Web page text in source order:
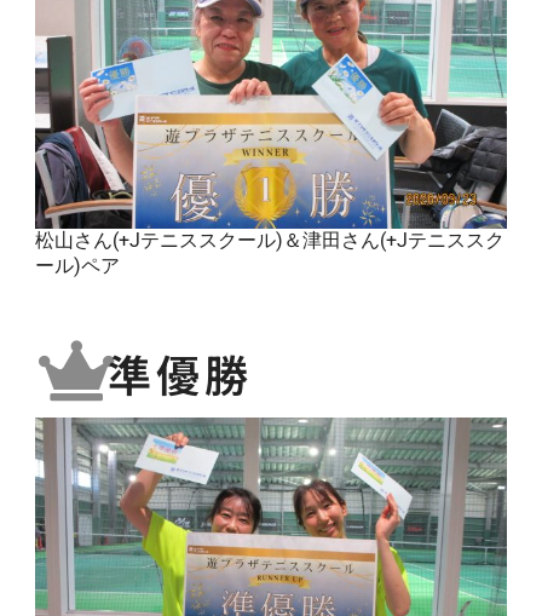
松山さん(+Jテニススクール)＆津田さん(+Jテニススク
ール)ペア
準優勝